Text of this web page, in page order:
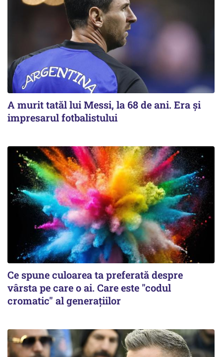
A murit tatăl lui Messi, la 68 de ani. Era și
impresarul fotbalistului
Ce spune culoarea ta preferată despre
vârsta pe care o ai. Care este "codul
cromatic" al generațiilor